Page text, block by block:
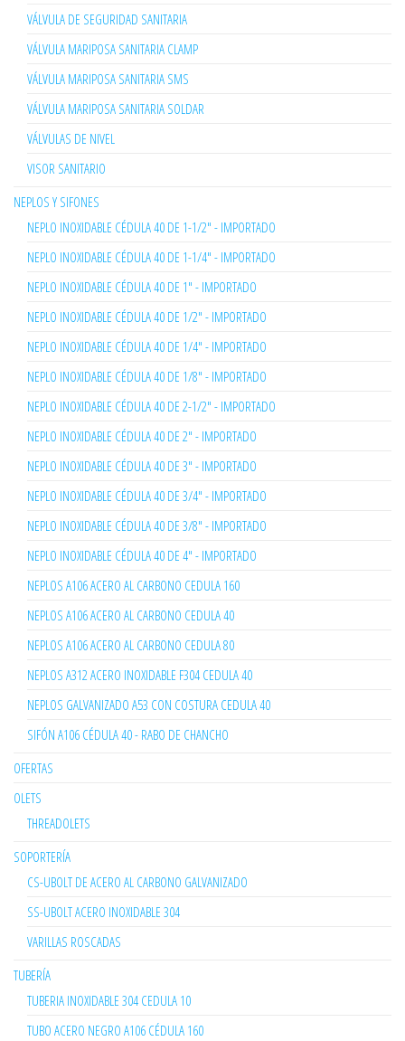
VÁLVULA DE SEGURIDAD SANITARIA
VÁLVULA MARIPOSA SANITARIA CLAMP
VÁLVULA MARIPOSA SANITARIA SMS
VÁLVULA MARIPOSA SANITARIA SOLDAR
VÁLVULAS DE NIVEL
VISOR SANITARIO
NEPLOS Y SIFONES
NEPLO INOXIDABLE CÉDULA 40 DE 1-1/2" - IMPORTADO
NEPLO INOXIDABLE CÉDULA 40 DE 1-1/4" - IMPORTADO
NEPLO INOXIDABLE CÉDULA 40 DE 1" - IMPORTADO
NEPLO INOXIDABLE CÉDULA 40 DE 1/2" - IMPORTADO
NEPLO INOXIDABLE CÉDULA 40 DE 1/4" - IMPORTADO
NEPLO INOXIDABLE CÉDULA 40 DE 1/8" - IMPORTADO
NEPLO INOXIDABLE CÉDULA 40 DE 2-1/2" - IMPORTADO
NEPLO INOXIDABLE CÉDULA 40 DE 2" - IMPORTADO
NEPLO INOXIDABLE CÉDULA 40 DE 3" - IMPORTADO
NEPLO INOXIDABLE CÉDULA 40 DE 3/4" - IMPORTADO
NEPLO INOXIDABLE CÉDULA 40 DE 3/8" - IMPORTADO
NEPLO INOXIDABLE CÉDULA 40 DE 4" - IMPORTADO
NEPLOS A106 ACERO AL CARBONO CEDULA 160
NEPLOS A106 ACERO AL CARBONO CEDULA 40
NEPLOS A106 ACERO AL CARBONO CEDULA 80
NEPLOS A312 ACERO INOXIDABLE F304 CEDULA 40
NEPLOS GALVANIZADO A53 CON COSTURA CEDULA 40
SIFÓN A106 CÉDULA 40 - RABO DE CHANCHO
OFERTAS
OLETS
THREADOLETS
SOPORTERÍA
CS-UBOLT DE ACERO AL CARBONO GALVANIZADO
SS-UBOLT ACERO INOXIDABLE 304
VARILLAS ROSCADAS
TUBERÍA
TUBERIA INOXIDABLE 304 CEDULA 10
TUBO ACERO NEGRO A106 CÉDULA 160